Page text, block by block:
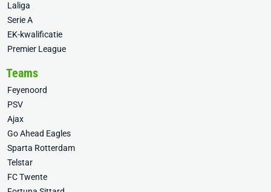
Laliga
Serie A
EK-kwalificatie
Premier League
Teams
Feyenoord
PSV
Ajax
Go Ahead Eagles
Sparta Rotterdam
Telstar
FC Twente